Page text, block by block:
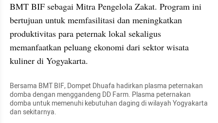
BMT BIF sebagai Mitra Pengelola Zakat. Program ini
bertujuan untuk memfasilitasi dan meningkatkan
produktivitas para peternak lokal sekaligus
memanfaatkan peluang ekonomi dari sektor wisata
kuliner di Yogyakarta.
Bersama BMT BIF, Dompet Dhuafa hadirkan plasma peternakan
domba dengan menggandeng DD Farm. Plasma peternakan
domba untuk memenuhi kebutuhan daging di wilayah Yogyakarta
dan sekitarnya.